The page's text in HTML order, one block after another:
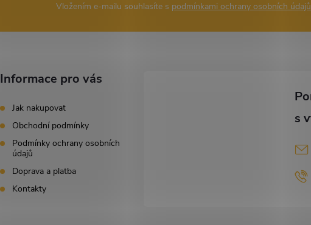
Vložením e-mailu souhlasíte s podmínkami ochrany osobních údajů
Informace pro vás
Jak nakupovat
Obchodní podmínky
Podmínky ochrany osobních
údajů
Doprava a platba
Kontakty